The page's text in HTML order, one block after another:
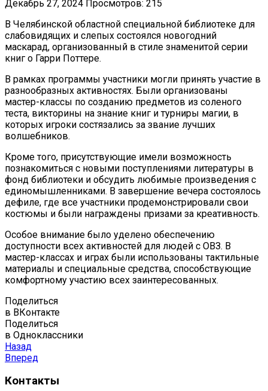
Декабрь 27, 2024 Просмотров: 215
В Челябинской областной специальной библиотеке для
слабовидящих и слепых состоялся новогодний
маскарад, организованный в стиле знаменитой серии
книг о Гарри Поттере.
В рамках программы участники могли принять участие в
разнообразных активностях. Были организованы
мастер-классы по созданию предметов из соленого
теста, викторины на знание книг и турниры магии, в
которых игроки состязались за звание лучших
волшебников.
Кроме того, присутствующие имели возможность
познакомиться с новыми поступлениями литературы в
фонд библиотеки и обсудить любимые произведения с
единомышленниками. В завершение вечера состоялось
дефиле, где все участники продемонстрировали свои
костюмы и были награждены призами за креативность.
Особое внимание было уделено обеспечению
доступности всех активностей для людей с ОВЗ. В
мастер-классах и играх были использованы тактильные
материалы и специальные средства, способствующие
комфортному участию всех заинтересованных.
Поделиться
в ВКонтакте
Поделиться
в Одноклассники
Назад
Вперед
Контакты